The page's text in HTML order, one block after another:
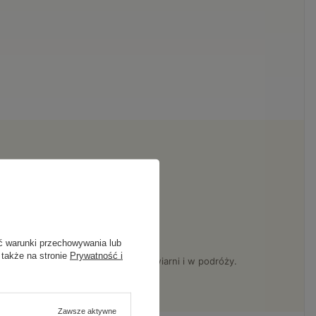
Pełna swoboda w drodze, w kawiarni i w podróży.
warunki przechowywania lub
na stronie Prywatność i
Zawsze aktywne